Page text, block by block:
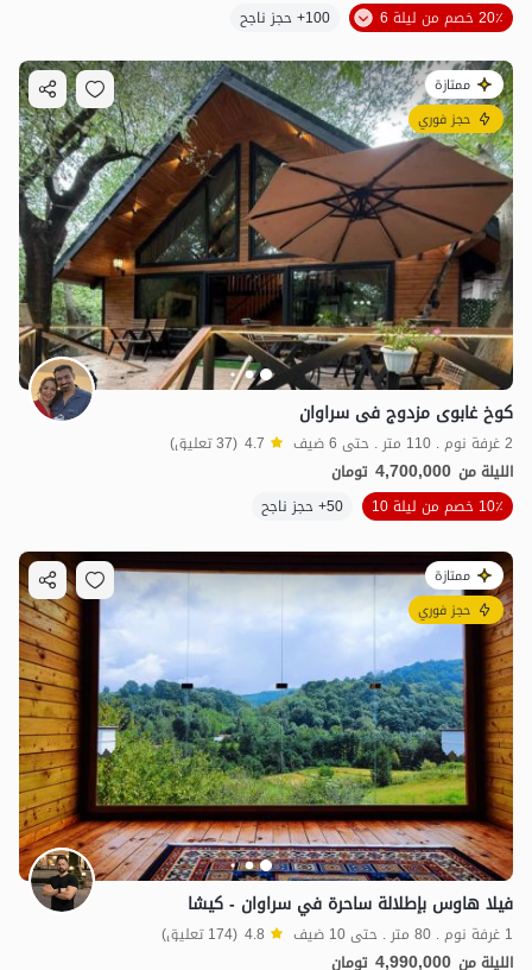
20٪ خصم من ليلة 6
100+ حجز ناجح
ممتازة
حجز فوري
کوخ غابوی مزدوج فی سراوان
2 غرفة نوم . 110 متر . حتى 6 ضيف 4.7 (37 تعليق)
الليلة من 4,700,000 تومان
10٪ خصم من ليلة 10
50+ حجز ناجح
ممتازة
حجز فوري
فيلا هاوس بإطلالة ساحرة في سراوان - كيشا
1 غرفة نوم . 80 متر . حتى 10 ضيف 4.8 (174 تعليق)
الليلة من 4,990,000 تومان